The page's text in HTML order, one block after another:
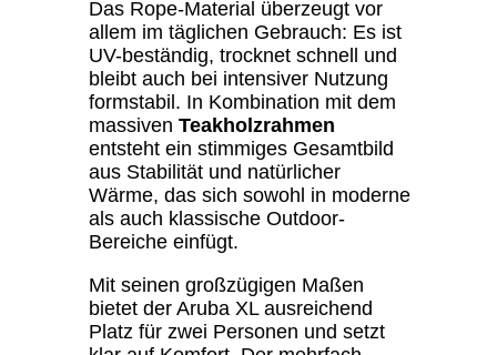
Das Rope-Material überzeugt vor
allem im täglichen Gebrauch: Es ist
UV-beständig, trocknet schnell und
bleibt auch bei intensiver Nutzung
formstabil. In Kombination mit dem
massiven Teakholzrahmen
entsteht ein stimmiges Gesamtbild
aus Stabilität und natürlicher
Wärme, das sich sowohl in moderne
als auch klassische Outdoor-
Bereiche einfügt.
Mit seinen großzügigen Maßen
bietet der Aruba XL ausreichend
Platz für zwei Personen und setzt